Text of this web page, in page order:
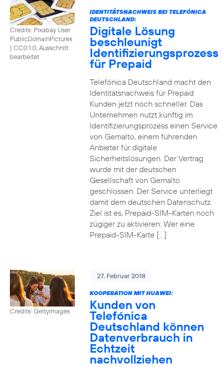
Credits: Pixabay User
PublicDomainPictures
| CC0 1.0, Ausschnitt
bearbeitet
IDENTITÄTSNACHWEIS BEI TELEFÓNICA
DEUTSCHLAND:
Digitale Lösung
beschleunigt
Identifizierungsprozess
für Prepaid
Telefónica Deutschland macht den
Identitätsnachweis für Prepaid
Kunden jetzt noch schneller. Das
Unternehmen nutzt künftig im
Identifizierungsprozess einen Service
von Gemalto, einem führenden
Anbieter für digitale
Sicherheitslösungen. Der Vertrag
wurde mit der deutschen
Gesellschaft von Gemalto
geschlossen. Der Service unterliegt
damit dem deutschen Datenschutz.
Ziel ist es, Prepaid-SIM-Karten noch
zügiger zu aktivieren. Wer eine
Prepaid-SIM-Karte […]
Credits: Gettyimages
27. Februar 2018
KOOPERATION MIT HUAWEI:
Kunden von
Telefónica
Deutschland können
Datenverbrauch in
Echtzeit
nachvollziehen